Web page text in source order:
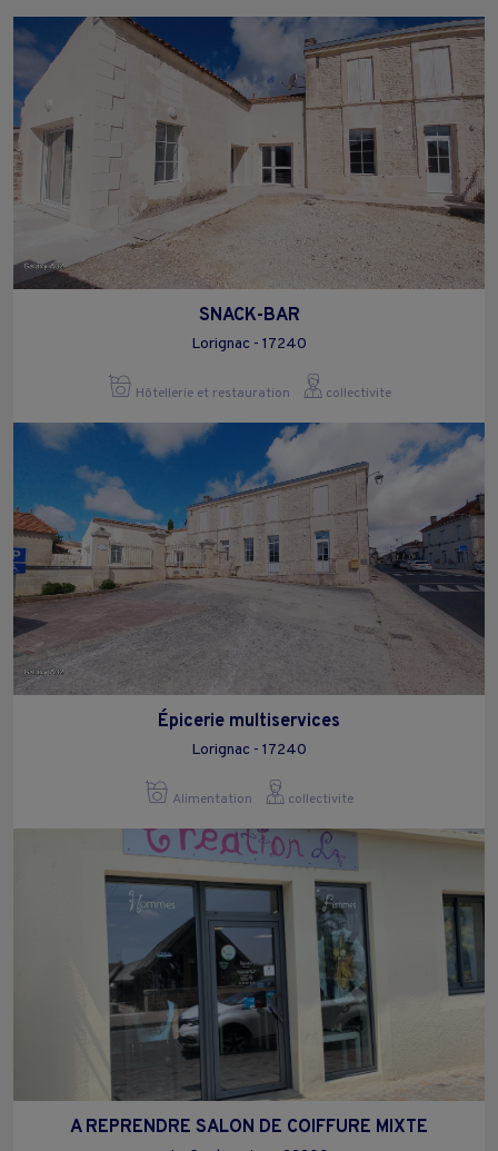
SNACK-BAR
Lorignac - 17240
Hôtellerie et restauration collectivite
Épicerie multiservices
Lorignac - 17240
Alimentation collectivite
A REPRENDRE SALON DE COIFFURE MIXTE